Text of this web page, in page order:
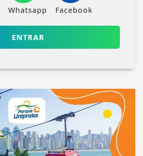
Whatsapp Facebook
ENTRAR